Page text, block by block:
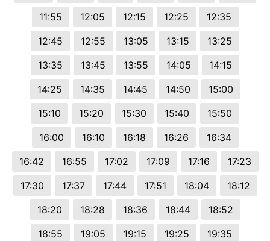
11:55
12:05 12:15 12:25
12:35
12:45
12:55 13:05 13:15
13:25
13:35
13:45 13:55 14:05
14:15
14:25
14:35 14:45 14:50
15:00
15:10
15:20 15:30 15:40
15:50
16:00
16:10 16:18 16:26
16:34
16:42
16:55 17:02 17:09 17:16
17:23
17:30
17:37 17:44 17:51 18:04
18:12
18:20
18:28 18:36 18:44
18:52
18:55
19:05 19:15 19:25
19:35